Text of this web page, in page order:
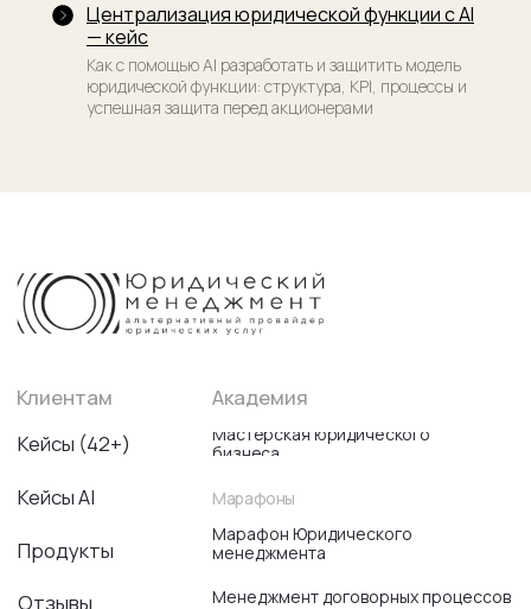
Централизация юридической функции с AI
— кейс
Как с помощью AI разработать и защитить модель
юридической функции: структура, KPI, процессы и
успешная защита перед акционерами